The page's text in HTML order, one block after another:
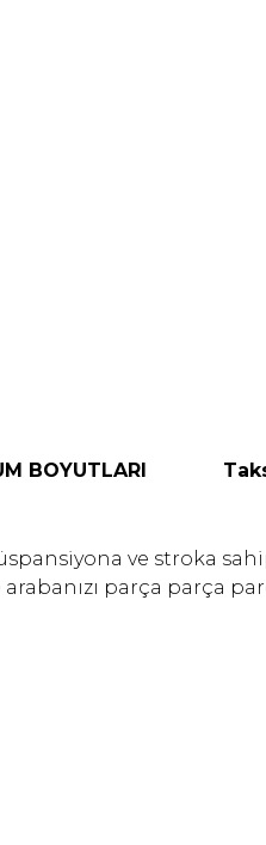
BOYUTLARI
ve stroka
arabanızı parça parça